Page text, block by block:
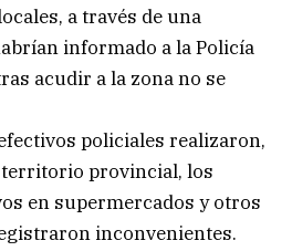
a través de una
informado a la Policía
acudir a la zona no se
policiales realizaron,
territorio provincial, los
en supermercados y otros
inconvenientes.